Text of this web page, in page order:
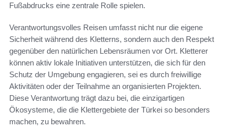
Fußabdrucks eine zentrale Rolle spielen.
Verantwortungsvolles Reisen umfasst nicht nur die eigene
Sicherheit während des Kletterns, sondern auch den Respekt
gegenüber den natürlichen Lebensräumen vor Ort. Kletterer
können aktiv lokale Initiativen unterstützen, die sich für den
Schutz der Umgebung engagieren, sei es durch freiwillige
Aktivitäten oder der Teilnahme an organisierten Projekten.
Diese Verantwortung trägt dazu bei, die einzigartigen
Ökosysteme, die die Klettergebiete der Türkei so besonders
machen, zu bewahren.